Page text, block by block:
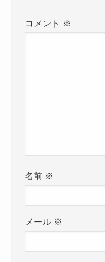
コメント ※
名前 ※
メール ※